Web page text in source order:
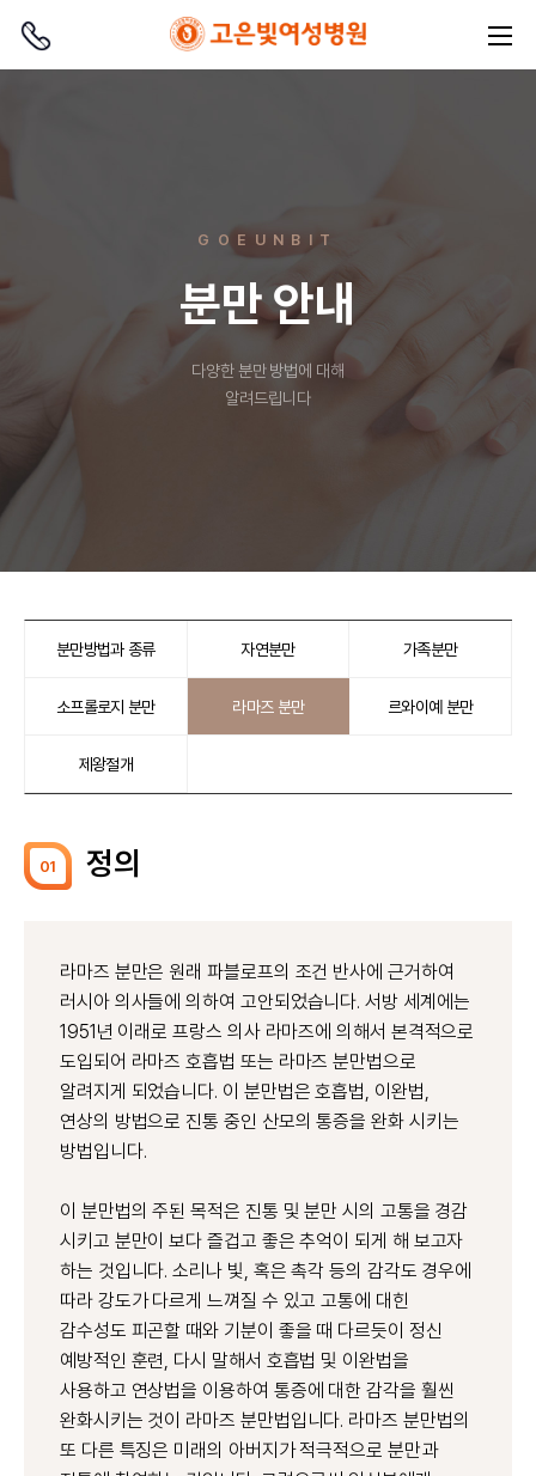
GOEUNBIT
분만 안내
다양한 분만 방법에 대해
알려드립니다
분만방법과 종류 자연분만 가족분만
소프롤로지 분만 라마즈 분만 르와이예 분만
제왕절개
01 정의
라마즈 분만은 원래 파블로프의 조건 반사에 근거하여
러시아 의사들에 의하여 고안되었습니다. 서방 세계에는
1951년 이래로 프랑스 의사 라마즈에 의해서 본격적으로
도입되어 라마즈 호흡법 또는 라마즈 분만법으로
알려지게 되었습니다. 이 분만법은 호흡법, 이완법,
연상의 방법으로 진통 중인 산모의 통증을 완화 시키는
방법입니다.
이 분만법의 주된 목적은 진통 및 분만 시의 고통을 경감
시키고 분만이 보다 즐겁고 좋은 추억이 되게 해 보고자
하는 것입니다. 소리나 빛, 혹은 촉각 등의 감각도 경우에
따라 강도가 다르게 느껴질 수 있고 고통에 대힌
감수성도 피곤할 때와 기분이 좋을 때 다르듯이 정신
예방적인 훈련, 다시 말해서 호흡법 및 이완법을
사용하고 연상법을 이용하여 통증에 대한 감각을 훨씬
완화시키는 것이 라마즈 분만법입니다. 라마즈 분만법의
또 다른 특징은 미래의 아버지가 적극적으로 분만과